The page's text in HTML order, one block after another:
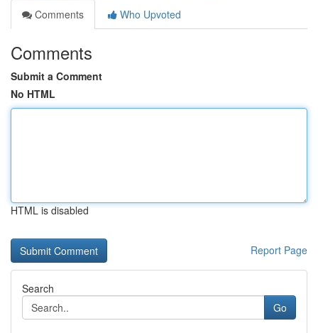
Comments
Who Upvoted
Comments
Submit a Comment
No HTML
HTML is disabled
Report Page
Search
Go